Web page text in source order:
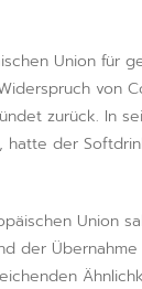
Union für
von
zurück. In
hatte der
Union
der